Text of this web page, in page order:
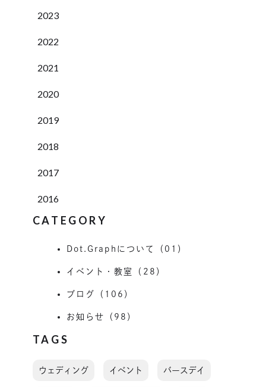
2023
2022
2021
2020
2019
2018
2017
2016
CATEGORY
Dot.Graphについて（01）
イベント・教室（28）
ブログ（106）
お知らせ（98）
TAGS
ウェディング イベント バースデイ